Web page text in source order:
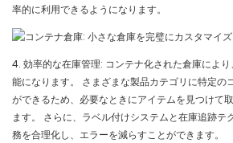
率的に利用できるようになります。
4. 効率的な在庫管理: コンテナ化された倉庫によ
能になります。 さまざまな製品カテゴリに特定の
ができるため、必要なときにアイテムを見つけて
ます。 さらに、ラベル付けシステムと在庫追跡テ
務を合理化し、エラーを減らすことができます。